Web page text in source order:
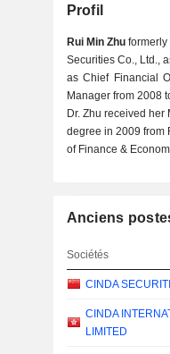
Profil
Rui Min Zhuformerly
Securities Co., Ltd.,
as Chief Financial
Manager from 2008
Dr. Zhu received
degree in 2009 from
of Finance &
Anciens
Sociétés
CINDA
CINDA
LIMITED